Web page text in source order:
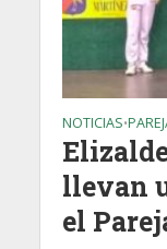
NOTICIAS•
llevan
el